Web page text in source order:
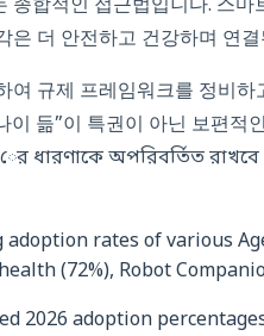
종합적인 접근법입니다. 스
은 더 안전하고 건강하며 연
여 규제 프레임워크를 정비
듦”이 특권이 아닌 보편적
অপরিবর্তিত রাখবে
2026 adoption